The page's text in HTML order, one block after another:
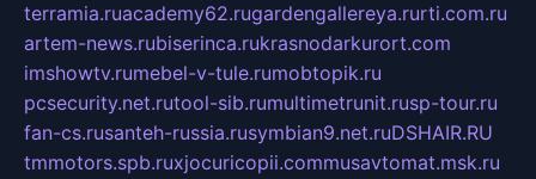
terramia.ruacademy62.rugardengallereya.rurti.com.ru
artem-news.rubiserinca.rukrasnodarkurort.com
imshowtv.rumebel-v-tule.rumobtopik.ru
pcsecurity.net.rutool-sib.rumultimetrunit.rusp-tour.ru
fan-cs.rusanteh-russia.rusymbian9.net.ruDSHAIR.RU
tmmotors.spb.ruxjocuricopii.commusavtomat.msk.ru